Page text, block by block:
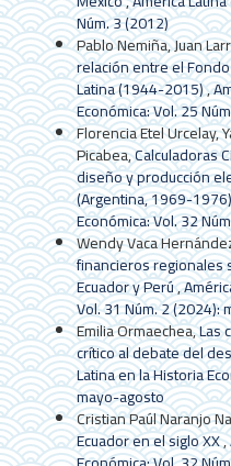
Núm. 3 (2012)
Pablo Nemiña, Juan
relación entre el
Latina (1944-2015),
Económica: Vol. 25
Florencia Etel Urcelay,
Picabea,Calculadoras
diseño y producción
(Argentina, 1969-
Económica: Vol. 32
Wendy Vaca
financieros regionales
Ecuador y Perú,
Vol. 31 Núm. 2 (2024):
Emilia Ormaechea,Las
crítico al debate del
Latina en la Historia
mayo-agosto
Cristian Paúl Naranjo
Ecuador en el siglo XX,